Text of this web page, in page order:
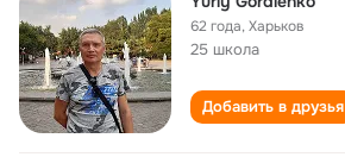
62 года,Харьков
25 школа
Добавить в друзья